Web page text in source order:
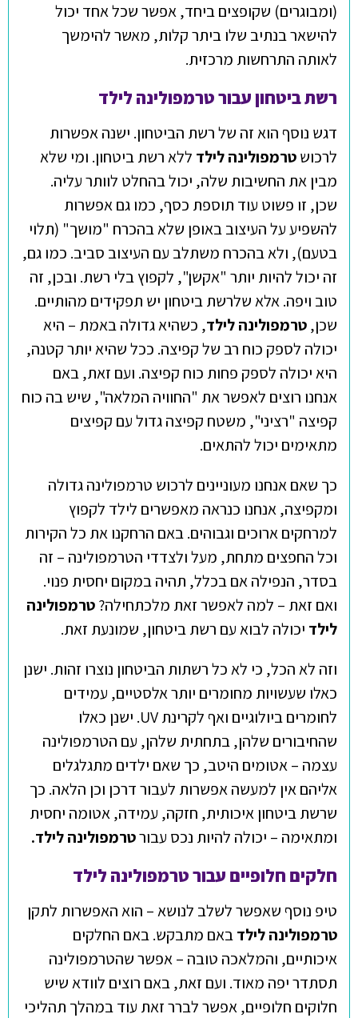
(ומבוגרים) שקופצים ביחד, אפשר שכל אחד יכול
להישאר בנתיב שלו ביתר קלות, מאשר להימשך
לאותה התרחשות מרכזית.
רשת ביטחון עבור טרמפולינה לילד
דגש נוסף הוא זה של רשת הביטחון. ישנה אפשרות
לרכושטרמפולינה לילד ללא רשת ביטחון. ומי שלא
מבין את החשיבות שלה, יכול בהחלט לוותר עליה.
שכן, זו פשוט עוד תוספת כסף, כמו גם אפשרות
להשפיע על העיצוב באופן שלא בהכרח "מושך" (תלוי
בטעם), ולא בהכרח משתלב עם העיצוב סביב. כמו גם,
זה יכול להיות יותר "אקשן", לקפוץ בלי רשת. ובכן, זה
טוב ויפה. אלא שלרשת ביטחון יש תפקידים מהותיים.
שכן,טרמפולינה לילד, כשהיא גדולה באמת – היא
יכולה לספק כוח רב של קפיצה. ככל שהיא יותר קטנה,
היא יכולה לספק פחות כוח קפיצה. ועם זאת, באם
אנחנו רוצים לאפשר את "החוויה המלאה", שיש בה כוח
קפיצה "רציני", משטח קפיצה גדול עם קפיצים
מתאימים יכול להתאים.
כך שאם אנחנו מעוניינים לרכוש טרמפולינה גדולה
ומקפיצה, אנחנו כנראה מאפשרים לילד לקפוץ
למרחקים ארוכים וגבוהים. באם הרחקנו את כל הקירות
וכל החפצים מתחת, מעל ולצדדי הטרמפולינה – זה
בסדר, הנפילה אם בכלל, תהיה במקום יחסית פנוי.
ואם זאת – למה לאפשר זאת מלכתחילה?טרמפולינה
לילד יכולה לבוא עם רשת ביטחון, שמונעת זאת.
וזה לא הכל, כי לא כל רשתות הביטחון נוצרו זהות. ישנן
כאלו שעשויות מחומרים יותר אלסטיים, עמידים
לחומרים ביולוגיים ואף לקרינת UV. ישנן כאלו
שהחיבורים שלהן, בתחתית שלהן, עם הטרמפולינה
עצמה – אטומים היטב, כך שאם ילדים מתגלגלים
אליהם אין למעשה אפשרות לעבור דרכן וכן הלאה. כך
שרשת ביטחון איכותית, חזקה, עמידה, אטומה יחסית
ומתאימה – יכולה להיות נכס עבורטרמפולינה לילד.
חלקים חלופיים עבור טרמפולינה לילד
טיפ נוסף שאפשר לשלב לנושא – הוא האפשרות לתקן
טרמפולינה לילדבאם מתבקש. באם החלקים
איכותיים, והמלאכה טובה – אפשר שהטרמפולינה
תסתדר יפה מאוד. ועם זאת, באם רוצים לוודא שיש
חלוקים חלופיים, אפשר לברר זאת עוד במהלך תהליכי